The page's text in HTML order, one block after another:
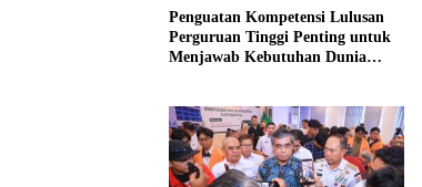
Penguatan Kompetensi Lulusan
Perguruan Tinggi Penting untuk
Menjawab Kebutuhan Dunia